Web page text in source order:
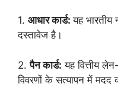
1. आधार कार्ड:यह भारतीय
दस्तावेज है।
2.पैन कार्ड: यह वित्तीय
विवरणों के सत्यापन में मदद